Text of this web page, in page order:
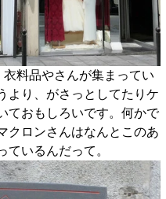
料品やさんが集まってい
より、がさっとしてたりケ
ておもしろいです。何かで
クロンさんはなんとこのあ
ているんだって。